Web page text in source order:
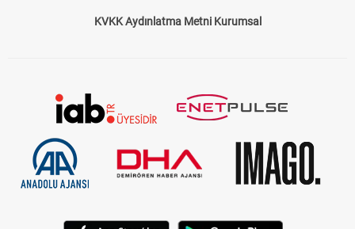
KVKK Aydınlatma Metni Kurumsal